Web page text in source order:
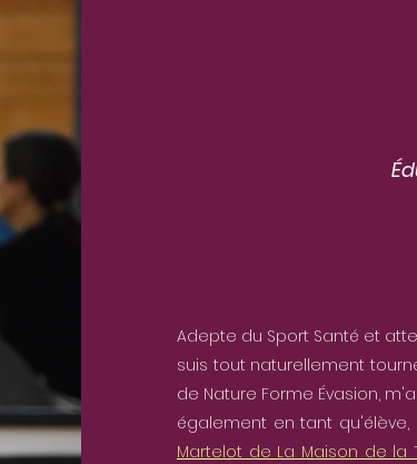
Adepte du Sport Santé et
suis tout naturellement
de Nature Forme Évasion,
également en tant
Martelot de La Maison de la